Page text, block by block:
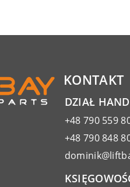
KONTAKT
DZIAŁ
+48 790 559
+48 790 848